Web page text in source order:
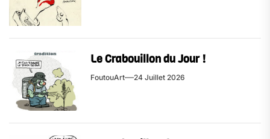
Le Crabouillon du Jour !
FoutouArt 24 Juillet 2026